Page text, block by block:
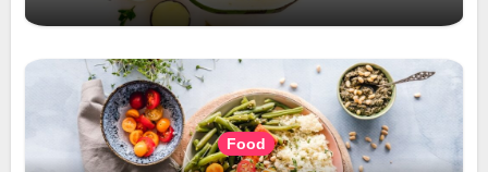
Food